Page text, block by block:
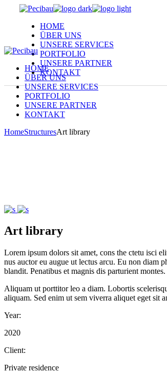
HOME
ÜBER UNS
UNSERE SERVICES
PORTFOLIO
UNSERE PARTNER
KONTAKT
HOME
ÜBER UNS
UNSERE SERVICES
PORTFOLIO
UNSERE PARTNER
KONTAKT
HomeStructuresArt library
Art library
Lorem ipsum dolors sit amet, cons the ctetu isci
nus auctor eu augue ut lectus arcu. Eu non diam
blandit. Penatibus et magnis dis parturient
Aliquam ut porttitor leo a diam. Lobortis
aliquam. Sed enim ut sem viverra aliquet eget sit
Year:
2020
Client:
Private residence